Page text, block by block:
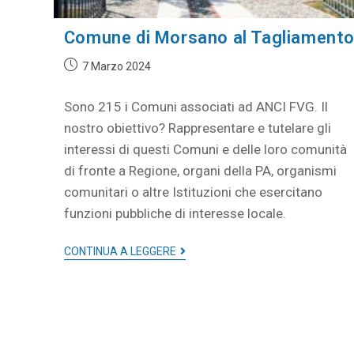
Comune di Morsano al Tagliamento
7 Marzo 2024
Sono 215 i Comuni associati ad ANCI FVG. Il
nostro obiettivo? Rappresentare e tutelare gli
interessi di questi Comuni e delle loro comunità
di fronte a Regione, organi della PA, organismi
comunitari o altre Istituzioni che esercitano
funzioni pubbliche di interesse locale.
CONTINUA A LEGGERE